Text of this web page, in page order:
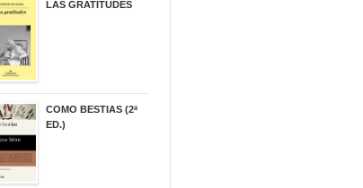
LAS GRATITUDES
COMO BESTIAS (2ª
ED.)